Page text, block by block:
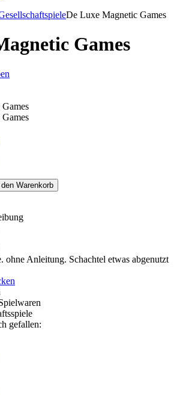
De Luxe Magnetic Games
Games
den Warenkorb
ohne Anleitung. Schachtel etwas abgenutzt
gefallen: